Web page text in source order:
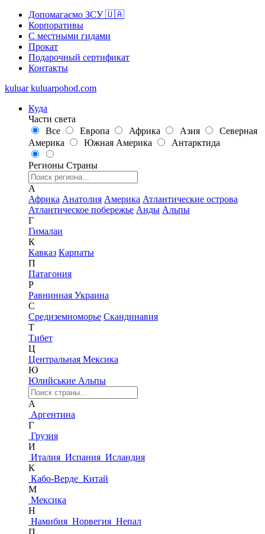
Допомагаємо ЗСУ 🇺🇦
Корпоративы
С местными гидами
Прокат
Подарочный сертификат
Контакты
kuluar kuluarpohod.com
Куда
Части света
Все
Европа Африка Азия
Северная
Америка
Южная Америка Антарктида
Регионы Страны
А
Африка Анатолия Америка Атлантические острова
Атлантическое побережье Анды Альпы
Г
Гималаи
К
Кавказ Карпаты
П
Патагония
Р
Равнинная Украина
С
Средиземноморье Скандинавия
Т
Тибет
Ц
Центральная Мексика
Ю
Юлийськие Альпы
А
Аргентина
Г
Грузия
И
Италия Испания Исландия
К
Кабо-Верде Китай
М
Мексика
Н
Намибия Норвегия Непал
П